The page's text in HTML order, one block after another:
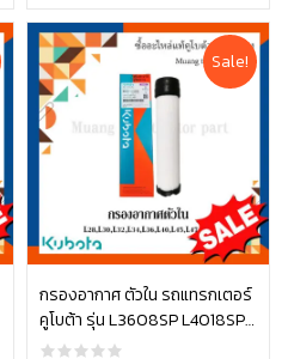
Sale!
กรองอากาศ ตัวใน รถแทรกเตอร์
คูโบต้า รุ่น L3608SP L4018SP
L4708SP W9501-31090B
หยิบใส่ตะกร้า